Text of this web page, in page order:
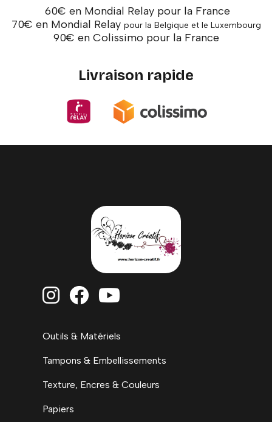
60€ en Mondial Relay pour la France
70€ en Mondial Relay pour la Belgique et le Luxembourg
90€ en Colissimo pour la France
Livraison rapide
  
Outils & Matériels
Tampons & Embellissements
Texture, Encres & Couleurs
Papiers